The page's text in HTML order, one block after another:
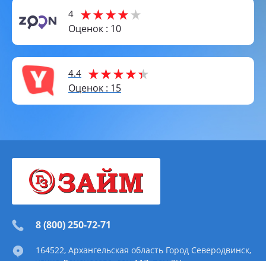
4
Оценок : 10
4.4
Оценок : 15
8 (800) 250-72-71
164522, Архангельская область Город Северодвинск,